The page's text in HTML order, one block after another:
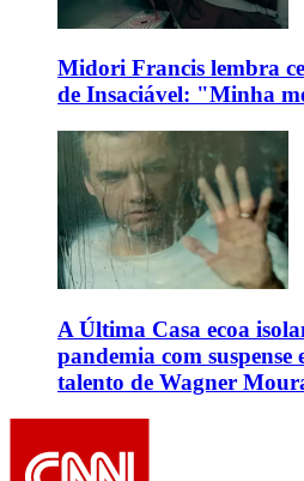
Midori Francis lembra
de Insaciável: "Minha
A Última Casa ecoa
pandemia com suspense
talento de Wagner